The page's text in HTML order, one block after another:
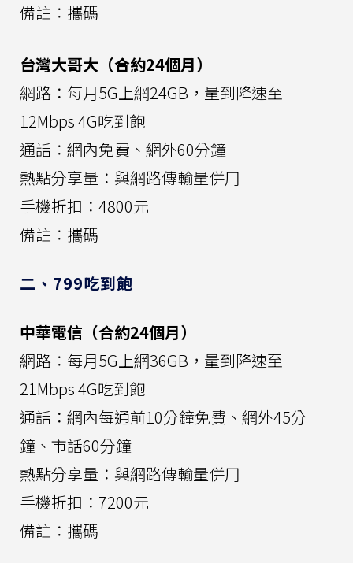
備註：攜碼
台灣大哥大（合約24個月）
網路：每月5G上網24GB，量到降速至
12Mbps 4G吃到飽
通話：網內免費、網外60分鐘
熱點分享量：與網路傳輸量併用
手機折扣：4800元
備註：攜碼
二、799吃到飽
中華電信（合約24個月）
網路：每月5G上網36GB，量到降速至
21Mbps 4G吃到飽
通話：網內每通前10分鐘免費、網外45分
鐘、市話60分鐘
熱點分享量：與網路傳輸量併用
手機折扣：7200元
備註：攜碼